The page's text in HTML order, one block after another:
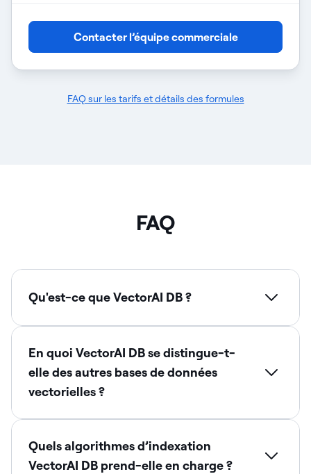
Contacter l’équipe commerciale
FAQ sur les tarifs et détails des formules
FAQ
Qu'est-ce que VectorAI DB ?
En quoi VectorAI DB se distingue-t-
elle des autres bases de données
vectorielles ?
Quels algorithmes d’indexation
VectorAI DB prend-elle en charge ?